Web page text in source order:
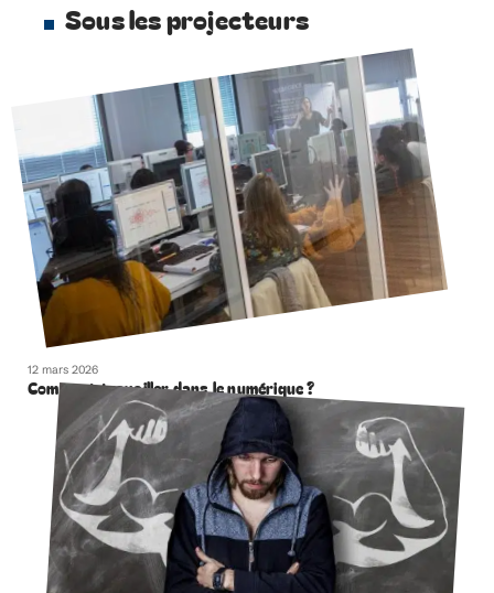
Sous les projecteurs
12 mars 2026
Comment travailler dans le numérique ?